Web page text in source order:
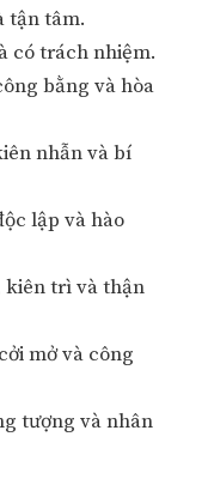
tận tâm.
có trách nhiệm.
bằng và hòa
nhẫn và bí
lập và hào
kiên trì và thận
mở và công
tượng và nhân